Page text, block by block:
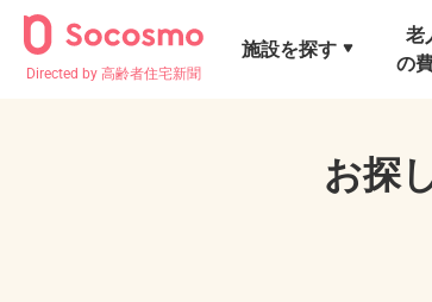
Directed by 高齢者住宅新聞
施設を探す
老
の
お探